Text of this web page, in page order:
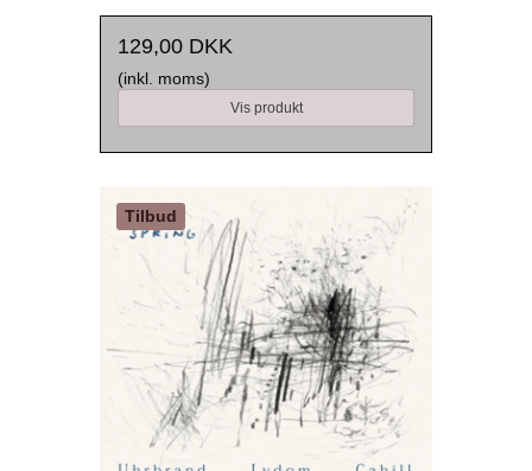
129,00 DKK
(inkl. moms)
Vis produkt
Tilbud